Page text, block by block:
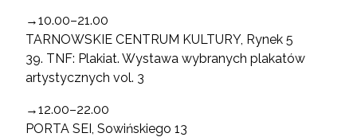
→10.00–21.00
TARNOWSKIE CENTRUM KULTURY, Rynek 5
39. TNF: Plakiat. Wystawa wybranych plakatów
artystycznych vol. 3
→12.00–22.00
PORTA SEI, Sowińskiego 13